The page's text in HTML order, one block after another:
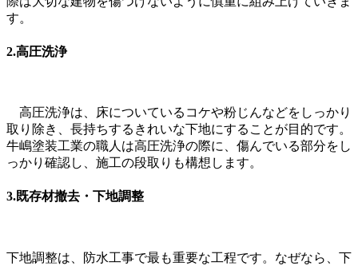
す。
2.高圧洗浄
高圧洗浄は、床についているコケや粉じんなどをしっかり
取り除き、長持ちするきれいな下地にすることが目的です。
牛嶋塗装工業の職人は高圧洗浄の際に、傷んでいる部分をし
っかり確認し、施工の段取りも構想します。
3.既存材撤去・ 下地調整
下地調整は、防水工事で最も重要な工程です。なぜなら、下